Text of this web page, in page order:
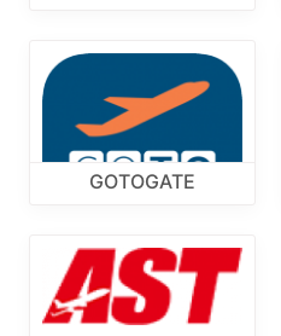
GOTOGATE